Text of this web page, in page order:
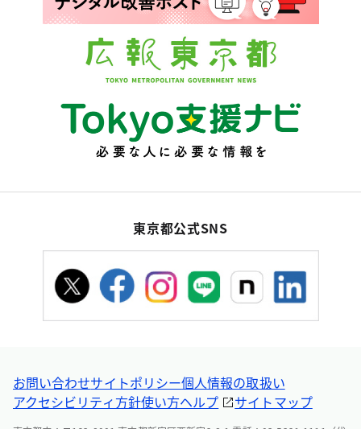
東京都公式SNS
お問い合わせサイトポリシー個人情報の取扱い
アクセシビリティ方針使い方ヘルプ サイトマップ